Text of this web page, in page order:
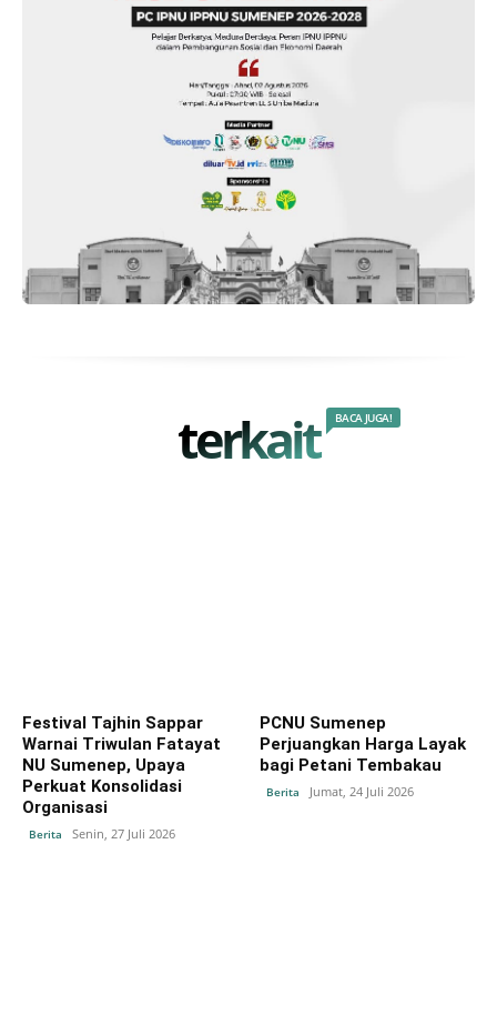
terkait BACA JUGA!
Festival Tajhin Sappar
Warnai Triwulan Fatayat
NU Sumenep, Upaya
Perkuat Konsolidasi
Organisasi
Berita Senin, 27 Juli 2026
PCNU Sumenep
Perjuangkan Harga Layak
bagi Petani Tembakau
Berita Jumat, 24 Juli 2026